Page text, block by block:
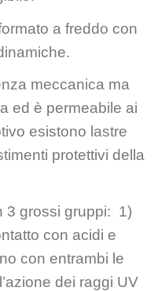
a freddo con
meccanica ma
ed è permeabile ai
esistono lastre
protettivi della
3 grossi gruppi: 1)
con acidi e
con entrambi le
dei raggi UV